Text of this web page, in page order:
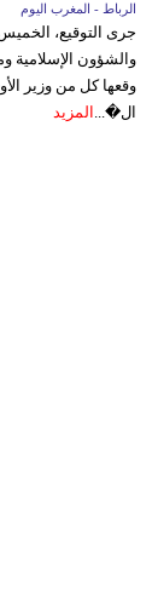
الرباط - المغرب اليوم
جرى التوقيع،
والشؤون الإسلامية
وقعها كل من وزير
ال�... المزيد